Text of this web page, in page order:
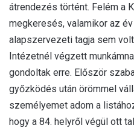
átrendezés történt. Felém a
megkeresés, valamikor az
alapszervezeti tagja sem
Intézetnél végzett
gondoltak erre. Először
győzködés után örömmel
személyemet adom a
hogy a 84. helyről végül ott